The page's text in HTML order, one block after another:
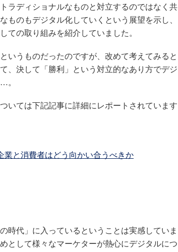
ラディショナルなものと対立するのではなく共
ものもデジタル化していくという展望を示し、
ての取り組みを紹介していました。
いうものだったのですが、改めて考えてみると
、決して「勝利」という対立的なあり方でデジ
。
いては下記記事に詳細にレポートされています
業と消費者はどう向かい合うべきか
時代」に入っているということは実感していま
として様々なマーケターが熱心にデジタルにつ